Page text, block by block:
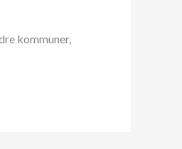
kommuner,